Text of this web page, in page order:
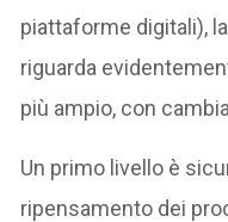
piattaforme digitali),
riguarda
più ampio, con
Un primo livello è
ripensamento dei